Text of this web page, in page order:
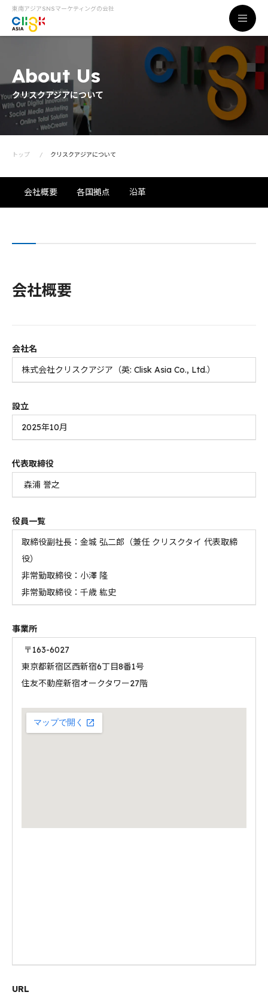
東南アジアSNSマーケティングの会社
About Us
クリスクアジアについて
トップ クリスクアジアについて
会社概要 各国拠点 沿革
会社概要
会社名
株式会社クリスクアジア（英: Clisk Asia Co., Ltd.）
設立
2025年10月
代表取締役
森浦 誉之
役員一覧
取締役副社長：金城 弘二郎（兼任 クリスクタイ 代表取締
役）
非常勤取締役：小澤 隆
非常勤取締役：千歳 紘史
事業所
〒163-6027
東京都新宿区西新宿6丁目8番1号
住友不動産新宿オークタワー27階
URL